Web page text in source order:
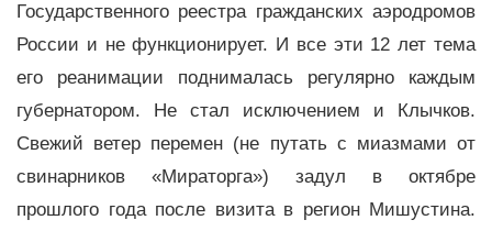
Государственного реестра гражданских аэродромов
России и не функционирует. И все эти 12 лет тема
его реанимации поднималась регулярно каждым
губернатором. Не стал исключением и Клычков.
Свежий ветер перемен (не путать с миазмами от
свинарников «Мираторга») задул в октябре
прошлого года после визита в регион Мишустина.